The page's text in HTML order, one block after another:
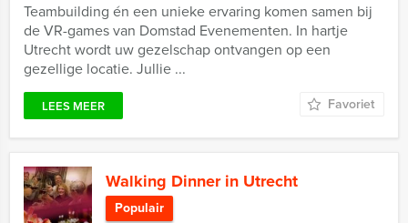
Teambuilding én een unieke ervaring komen samen bij
de VR-games van Domstad Evenementen. In hartje
Utrecht wordt uw gezelschap ontvangen op een
gezellige locatie. Jullie ...
LEES MEER Favoriet
Walking Dinner in Utrecht
Populair